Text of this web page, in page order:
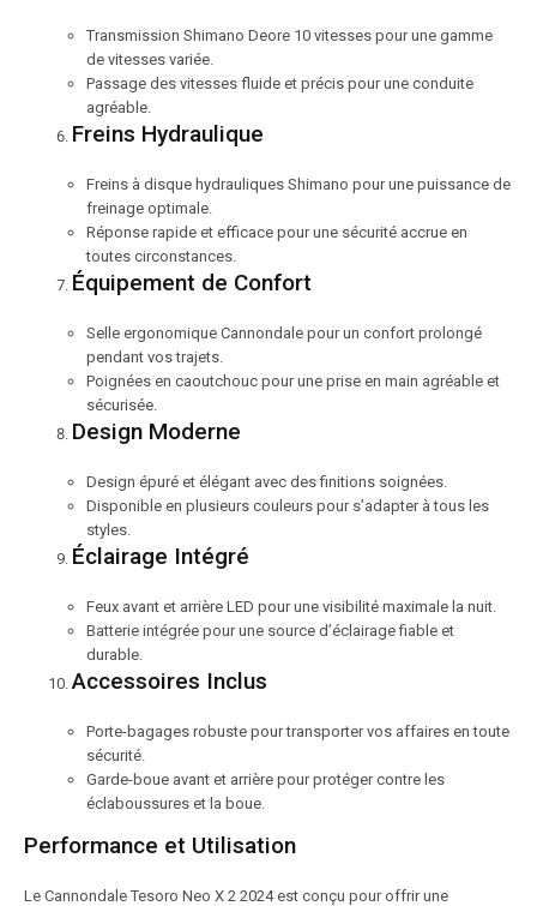
Transmission Shimano Deore 10 vitesses pour une gamme
de vitesses variée.
Passage des vitesses fluide et précis pour une conduite
agréable.
Freins Hydraulique
Freins à disque hydrauliques Shimano pour une puissance de
freinage optimale.
Réponse rapide et efficace pour une sécurité accrue en
toutes circonstances.
Équipement de Confort
Selle ergonomique Cannondale pour un confort prolongé
pendant vos trajets.
Poignées en caoutchouc pour une prise en main agréable et
sécurisée.
Design Moderne
Design épuré et élégant avec des finitions soignées.
Disponible en plusieurs couleurs pour s’adapter à tous les
styles.
Éclairage Intégré
Feux avant et arrière LED pour une visibilité maximale la nuit.
Batterie intégrée pour une source d’éclairage fiable et
durable.
Accessoires Inclus
Porte-bagages robuste pour transporter vos affaires en toute
sécurité.
Garde-boue avant et arrière pour protéger contre les
éclaboussures et la boue.
Performance et Utilisation
Le Cannondale Tesoro Neo X 2 2024 est conçu pour offrir une